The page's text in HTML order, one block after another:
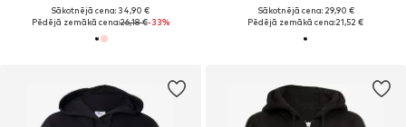
Sākotnējā cena: 34,90 €
Pēdējā zemākā cena:26,18 €-33%
Sākotnējā cena: 29,90 €
Pēdējā zemākā cena:21,52 €